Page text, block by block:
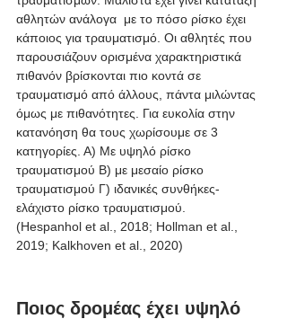
αθλητών ανάλογα  με το πόσο ρίσκο έχει
κάποιος για τραυματισμό. Οι αθλητές που
παρουσιάζουν ορισμένα χαρακτηριστικά
πιθανόν βρίσκονται πιο κοντά σε
τραυματισμό από άλλους, πάντα μιλώντας
όμως με πιθανότητες. Για ευκολία στην
κατανόηση θα τους χωρίσουμε σε 3
κατηγορίες. Α) Με υψηλό ρίσκο
τραυματισμού Β) με μεσαίο ρίσκο
τραυματισμού Γ) ιδανικές συνθήκες-
ελάχιστο ρίσκο τραυματισμού.
(Hespanhol et al., 2018; Hollman et al.,
2019; Kalkhoven et al., 2020)
Ποιος δρομέας έχει υψηλό